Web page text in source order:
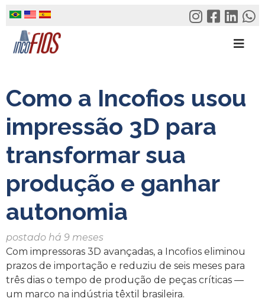
content
Como a Incofios usou
impressão 3D para
transformar sua
produção e ganhar
autonomia
postado há 9 meses
Com impressoras 3D avançadas, a Incofios eliminou
prazos de importação e reduziu de seis meses para
três dias o tempo de produção de peças críticas —
um marco na indústria têxtil brasileira.